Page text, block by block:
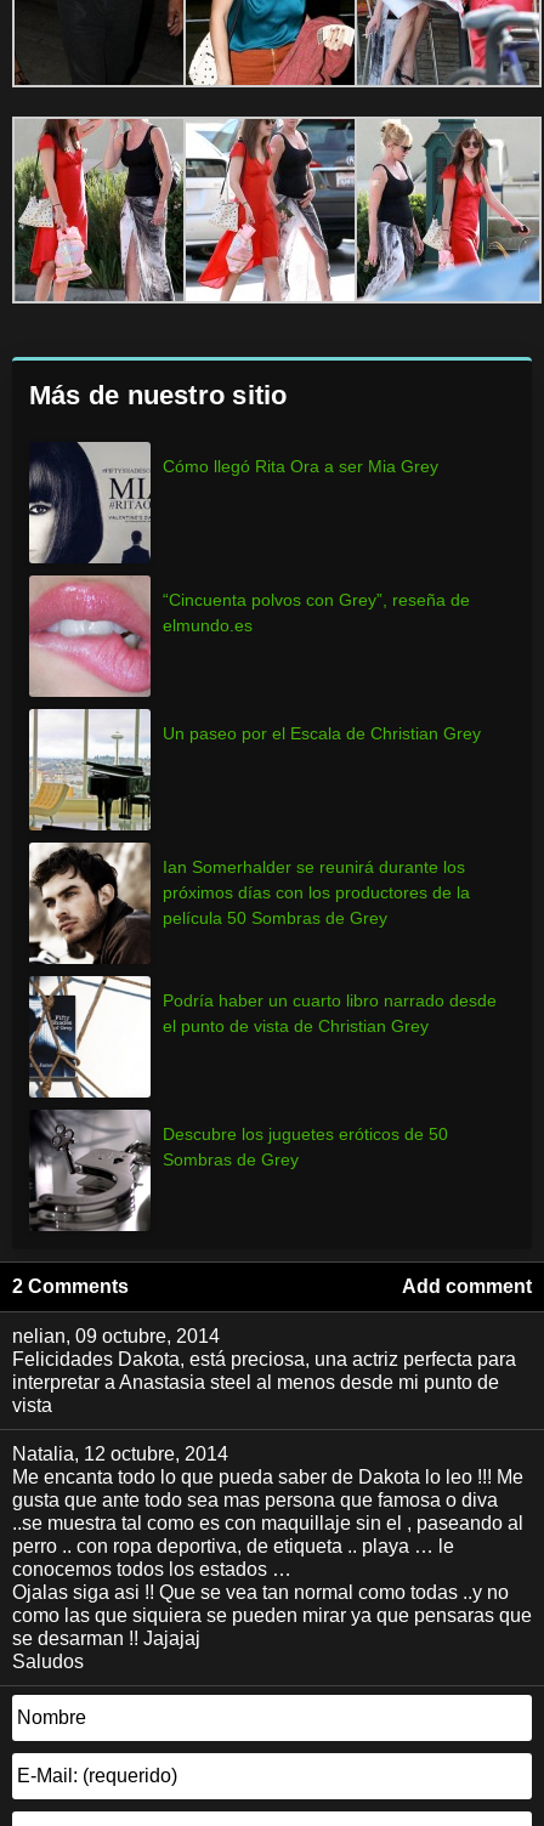
Más de nuestro sitio
Cómo llegó Rita Ora a ser Mia Grey
“Cincuenta polvos con Grey”, reseña de
elmundo.es
Un paseo por el Escala de Christian Grey
Ian Somerhalder se reunirá durante los
próximos días con los productores de la
película 50 Sombras de Grey
Podría haber un cuarto libro narrado desde
el punto de vista de Christian Grey
Descubre los juguetes eróticos de 50
Sombras de Grey
2 Comments Add comment
nelian, 09 octubre, 2014
Felicidades Dakota, está preciosa, una actriz perfecta para
interpretar a Anastasia steel al menos desde mi punto de
vista
Natalia, 12 octubre, 2014
Me encanta todo lo que pueda saber de Dakota lo leo !!! Me
gusta que ante todo sea mas persona que famosa o diva
..se muestra tal como es con maquillaje sin el , paseando al
perro .. con ropa deportiva, de etiqueta .. playa … le
conocemos todos los estados …
Ojalas siga asi !! Que se vea tan normal como todas ..y no
como las que siquiera se pueden mirar ya que pensaras que
se desarman !! Jajajaj
Saludos